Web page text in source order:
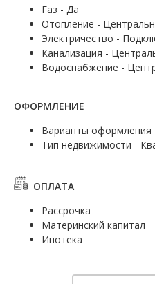
Газ - Да
Отопление -
Электричество -
Канализация -
Водоснабжение -
ОФОРМЛЕНИЕ
Варианты оформления
Тип недвижимости -
ОПЛАТА
Рассрочка
Материнский капитал
Ипотека